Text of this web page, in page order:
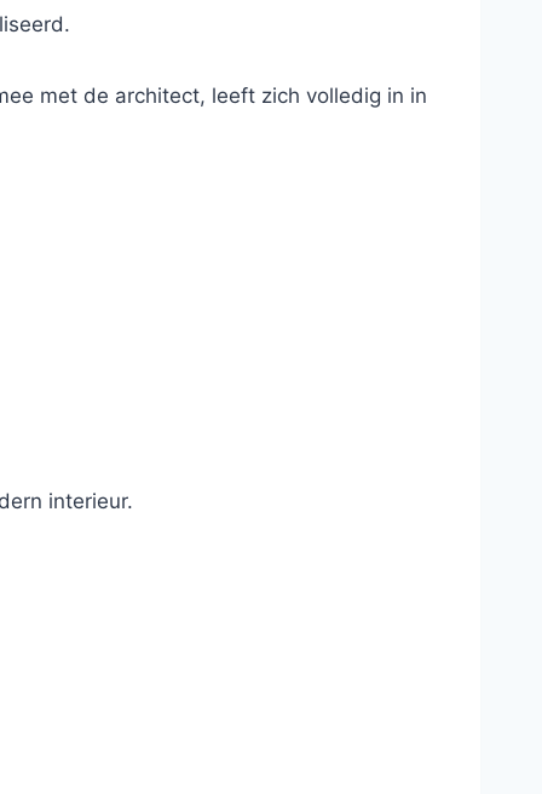
met de architect, leeft zich volledig in in
interieur.